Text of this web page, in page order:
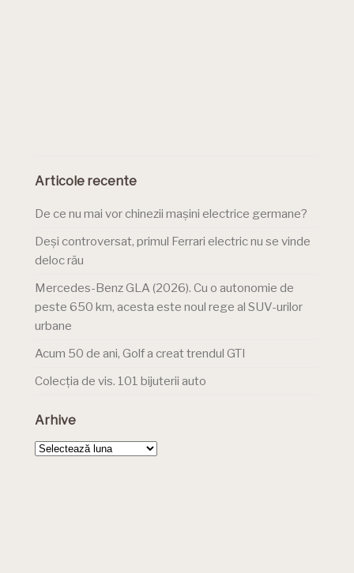
Articole recente
De ce nu mai vor chinezii mașini electrice germane?
Deși controversat, primul Ferrari electric nu se vinde
deloc rău
Mercedes-Benz GLA (2026). Cu o autonomie de
peste 650 km, acesta este noul rege al SUV-urilor
urbane
Acum 50 de ani, Golf a creat trendul GTI
Colecția de vis. 101 bijuterii auto
Arhive
Arhive